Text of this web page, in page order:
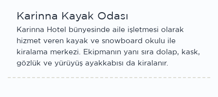
Karinna Kayak Odası
Karinna Hotel bünyesinde aile işletmesi olarak
hizmet veren kayak ve snowboard okulu ile
kiralama merkezi. Ekipmanın yanı sıra dolap, kask,
gözlük ve yürüyüş ayakkabısı da kiralanır.